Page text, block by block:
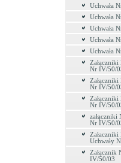
Uchwała
Uchwała
Uchwała
Uchwała
Uchwała
Nr IV/50/
Nr IV/50/
Nr IV/50/
załączniki
Nr IV/50/
Uchwały
Załącznik
IV/50/03